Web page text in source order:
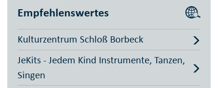
Empfehlenswertes
Kulturzentrum Schloß Borbeck
JeKits - Jedem Kind Instrumente, Tanzen,
Singen